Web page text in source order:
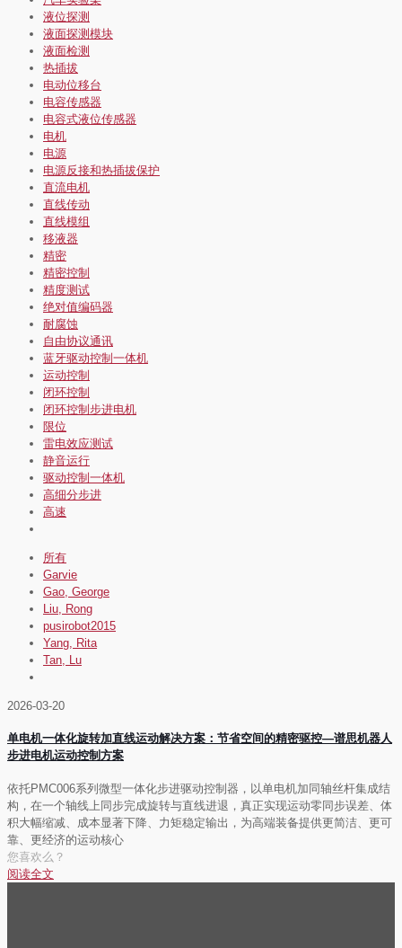
液位探测
液面探测模块
液面检测
热插拔
电动位移台
电容传感器
电容式液位传感器
电机
电源
电源反接和热插拔保护
直流电机
直线传动
直线模组
移液器
精密
精密控制
精度测试
绝对值编码器
耐腐蚀
自由协议通讯
蓝牙驱动控制一体机
运动控制
闭环控制
闭环控制步进电机
限位
雷电效应测试
静音运行
驱动控制一体机
高细分步进
高速
所有
Garvie
Gao, George
Liu, Rong
pusirobot2015
Yang, Rita
Tan, Lu
2026-03-20
单电机一体化旋转加直线运动解决方案：节省空间的精密驱控—谱思机器人
步进电机运动控制方案
依托PMC006系列微型一体化步进驱动控制器，以单电机加同轴丝杆集成结
构，在一个轴线上同步完成旋转与直线进退，真正实现运动零同步误差、体
积大幅缩减、成本显著下降、力矩稳定输出，为高端装备提供更简洁、更可
靠、更经济的运动核心
您喜欢么？
阅读全文